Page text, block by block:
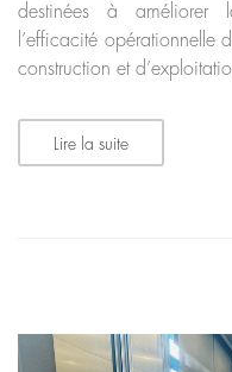
destinées à améliorer
l’efficacité opérationnelle
construction et
Lire la suite